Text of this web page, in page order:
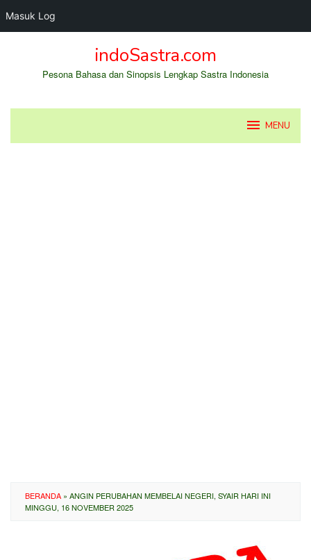
Masuk Log
indoSastra.com
Pesona Bahasa dan Sinopsis Lengkap Sastra Indonesia
MENU
BERANDA » ANGIN PERUBAHAN MEMBELAI NEGERI, SYAIR HARI INI
MINGGU, 16 NOVEMBER 2025